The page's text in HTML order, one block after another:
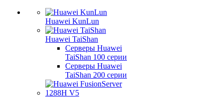
Huawei KunLun
Huawei TaiShan
Серверы Huawei
TaiShan 100 серии
Серверы Huawei
TaiShan 200 серии